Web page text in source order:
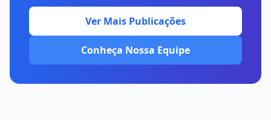
Ver Mais Publicações
Conheça Nossa Equipe